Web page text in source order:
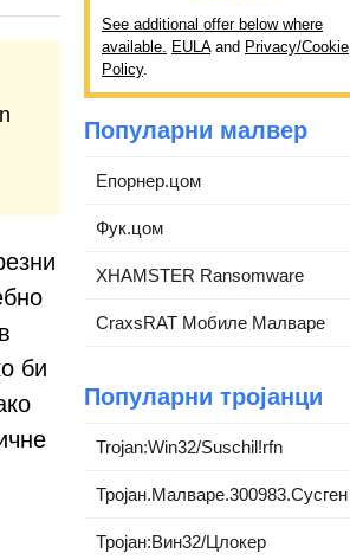
би
See additional offer below where
available. EULAand Privacy/Cookie
Policy.
Популарни малвер
Епорнер.цом
Фук.цом
XHAMSTER Ransomware
CraxsRAT Мобиле Малваре
Популарни тројанци
Trojan:Win32/Suschil!rfn
Тројан.Малваре.300983.Сусген
Тројан:Вин32/Цлокер